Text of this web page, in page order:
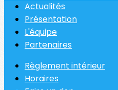
Actualités
Présentation
L'équipe
Partenaires
Règlement intérieur
Horaires